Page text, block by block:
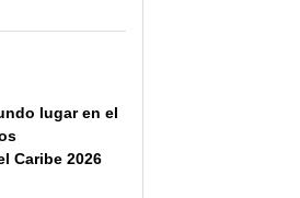
lugar en el
Caribe 2026